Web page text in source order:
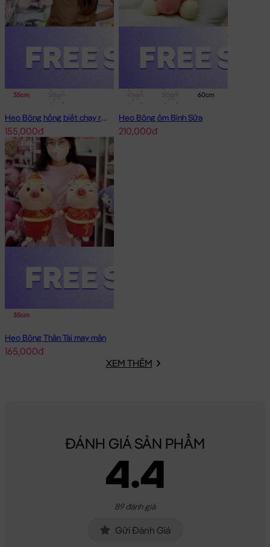
35cm
Heo Bông hồng biết chạy running
155,000đ
60cm
Heo Bông ôm Bình Sữa
210,000đ
35cm
Heo Bông Thần Tài may mắn
165,000đ
XEM THÊM
ĐÁNH GIÁ SẢN PHẨM
4.4
89 đánh giá
Gửi Đánh Giá